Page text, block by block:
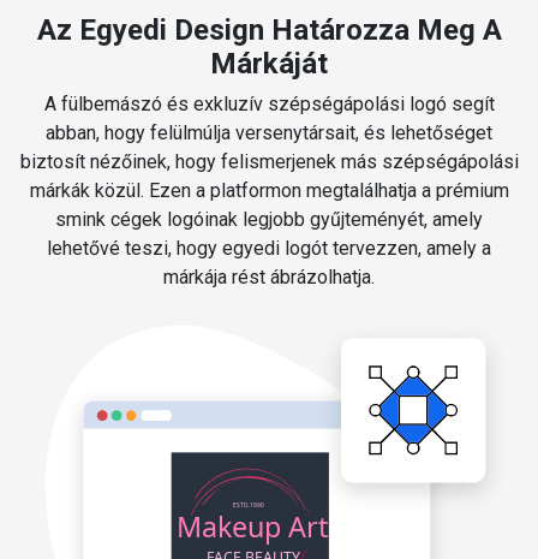
Az Egyedi Design Határozza Meg A
Márkáját
A fülbemászó és exkluzív szépségápolási logó segít
abban, hogy felülmúlja versenytársait, és lehetőséget
biztosít nézőinek, hogy felismerjenek más szépségápolási
márkák közül. Ezen a platformon megtalálhatja a prémium
smink cégek logóinak legjobb gyűjteményét, amely
lehetővé teszi, hogy egyedi logót tervezzen, amely a
márkája rést ábrázolhatja.